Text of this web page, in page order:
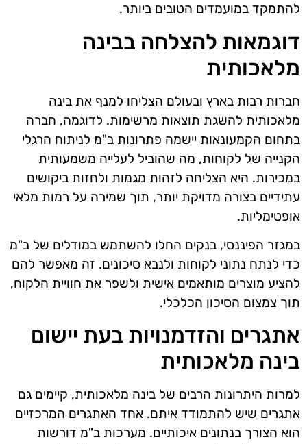
להתמקד במועמדים הטובים ביותר.
דוגמאות להצלחה בבינה
מלאכותית
חברות רבות בארץ ובעולם הצליחו למנף את בינה
מלאכותית להשגת תוצאות מרשימות. לדוגמה, חברה
בתחום הקמעונאות יישמה פתרונות ב"מ לניתוח הרגלי
הקנייה של לקוחות, מה שהוביל לעלייה משמעותית
במכירות. היא הצליחה לזהות מגמות ולחזות ביקושים
עתידיים בצורה מדויקת יותר, תוך שמירה על רמות מלאי
אופטימליות.
במגזר הפיננסי, בנקים החלו להשתמש במודלים של ב"מ
כדי לנתח נתוני לקוחות ולנבא סיכונים. זה מאפשר להם
להציע מוצרים מותאמים אישית ולשפר את חוויית הלקוח,
תוך צמצום הסיכון הכלכלי.
אתגרים והזדמנויות בעת יישום
בינה מלאכותית
למרות היתרונות הרבים של בינה מלאכותית, קיימים גם
אתגרים שיש להתמודד איתם. אחד האתגרים המרכזיים
הוא הצורך בנתונים איכותיים. מערכות ב"מ דורשות